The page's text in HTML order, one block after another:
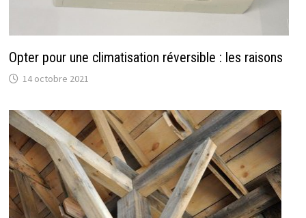
Opter pour une climatisation réversible : les raisons
14 octobre 2021